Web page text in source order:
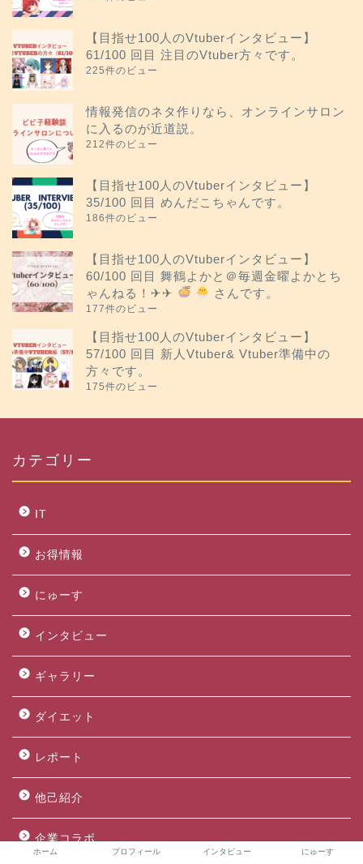
【目指せ100人のVtuberインタビュー】
61/100 回目 注目のVtuber方々です。
225件のビュー
情報発信のネタ作りなら、オンラインサロン
に入るのが近道説。
212件のビュー
【目指せ100人のVtuberインタビュー】
35/100 回目 めんだこちゃんです。
186件のビュー
【目指せ100人のVtuberインタビュー】
60/100 回目 舞鶴よかと＠毎週金曜よかとち
ゃんねる！✈︎✈︎
さんです。
177件のビュー
【目指せ100人のVtuberインタビュー】
57/100 回目 新人Vtuber& Vtuber準備中の
方々です。
175件のビュー
カテゴリー
IT
お得情報
にゅーす
インタビュー
ギャラリー
ダイエット
レポート
他己紹介
企業コラボ
ホーム プロフィール インタビュー にゅーす